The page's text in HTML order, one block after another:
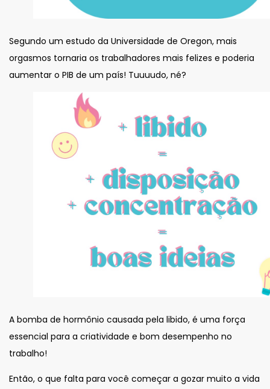
Segundo um estudo da Universidade de Oregon, mais
orgasmos tornaria os trabalhadores mais felizes e poderia
aumentar o PIB de um país! Tuuuudo, né?
A bomba de hormônio causada pela libido, é uma força
essencial para a criatividade e bom desempenho no
trabalho!
Então, o que falta para você começar a gozar muito a vida